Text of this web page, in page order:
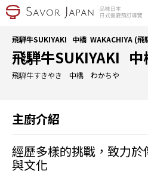
飛騨牛SUKIYAKI 中橋 WAKACHIYA (飛
飛騨牛SUKIYAKI 中
飛騨牛すきやき 中橋 わかちや
主廚介紹
經歷多樣的挑戰，致力
與文化